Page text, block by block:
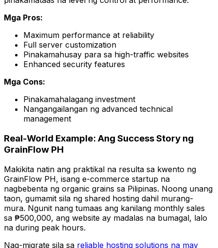
Mga Pros:
Maximum performance at reliability
Full server customization
Pinakamahusay para sa high-traffic websites
Enhanced security features
Mga Cons:
Pinakamahalagang investment
Nangangailangan ng advanced technical
management
Real-World Example: Ang Success Story ng
GrainFlow PH
Makikita natin ang praktikal na resulta sa kwento ng
GrainFlow PH, isang e-commerce startup na
nagbebenta ng organic grains sa Pilipinas. Noong unang
taon, gumamit sila ng shared hosting dahil murang-
mura. Ngunit nang tumaas ang kanilang monthly sales
sa ₱500,000, ang website ay madalas na bumagal, lalo
na during peak hours.
Nag-migrate sila sa reliable hosting solutions na may